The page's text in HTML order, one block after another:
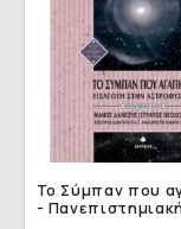
Το Σύμπαν που
-